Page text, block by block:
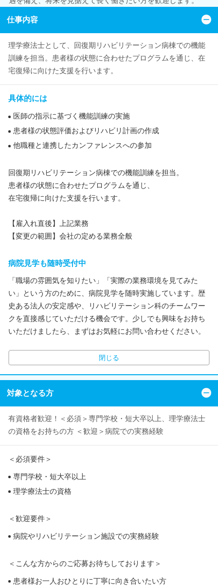
仕事内容
理学療法士として、回復期リハビリテーション病棟での機能
訓練を担当。患者様の状態に合わせたプログラムを通じ、在
宅復帰に向けた支援を行います。
具体的には
医師の指示に基づく機能訓練の実施
患者様の状態評価およびリハビリ計画の作成
他職種と連携したカンファレンスへの参加
回復期リハビリテーション病棟での機能訓練を担当。
患者様の状態に合わせたプログラムを通じ、
在宅復帰に向けた支援を行います。
【雇入れ直後】上記業務
【変更の範囲】会社の定める業務全般
病院見学も随時受付中
「職場の雰囲気を知りたい」「実際の業務環境を見てみた
い」という方のために、病院見学を随時実施しています。歴
史ある法人の安定感や、リハビリテーション科のチームワー
クを直接感じていただける機会です。少しでも興味をお持ち
いただけましたら、まずはお気軽にお問い合わせください。
閉じる
対象となる方
有資格者歓迎！＜必須＞専門学校・短大卒以上、理学療法士
の資格をお持ちの方 ＜歓迎＞病院での実務経験
＜必須要件＞
専門学校・短大卒以上
理学療法士の資格
＜歓迎要件＞
病院やリハビリテーション施設での実務経験
＜こんな方からのご応募お待ちしております＞
患者様お一人おひとりに丁寧に向き合いたい方